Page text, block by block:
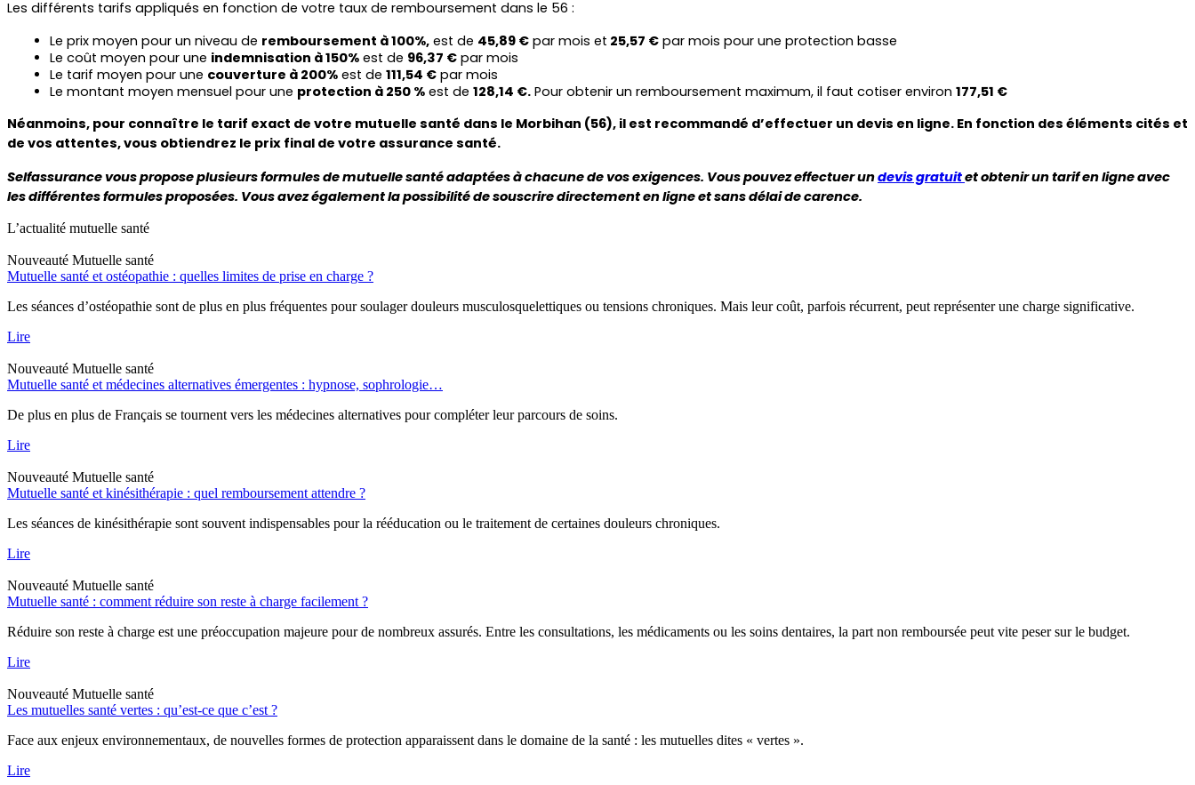
Les différents tarifs appliqués en fonction de votre taux de remboursement dans le 56 :
Le prix moyen pour un niveau de remboursement à 100%, est de 45,89 € par mois et 25,57 € par mois pour une protection basse
Le coût moyen pour une indemnisation à 150% est de 96,37 € par mois
Le tarif moyen pour une couverture à 200% est de 111,54 € par mois
Le montant moyen mensuel pour une protection à 250 % est de 128,14 €. Pour obtenir un remboursement maximum, il faut cotiser environ 177,51 €
Néanmoins, pour connaître le tarif exact de votre mutuelle santé dans le Morbihan (56), il est recommandé d’effectuer un devis en ligne. En fonction des éléments cités et
de vos attentes, vous obtiendrez le prix final de votre assurance santé.
Selfassurance vous propose plusieurs formules de mutuelle santé adaptées à chacune de vos exigences. Vous pouvez effectuer un devis gratuit et obtenir un tarif en ligne avec
les différentes formules proposées. Vous avez également la possibilité de souscrire directement en ligne et sans délai de carence.
L’actualité mutuelle santé
Nouveauté Mutuelle santé
Mutuelle santé et ostéopathie : quelles limites de prise en charge ?
Les séances d’ostéopathie sont de plus en plus fréquentes pour soulager douleurs musculosquelettiques ou tensions chroniques. Mais leur coût, parfois récurrent, peut représenter une charge significative.
Lire
Nouveauté Mutuelle santé
Mutuelle santé et médecines alternatives émergentes : hypnose, sophrologie…
De plus en plus de Français se tournent vers les médecines alternatives pour compléter leur parcours de soins.
Lire
Nouveauté Mutuelle santé
Mutuelle santé et kinésithérapie : quel remboursement attendre ?
Les séances de kinésithérapie sont souvent indispensables pour la rééducation ou le traitement de certaines douleurs chroniques.
Lire
Nouveauté Mutuelle santé
Mutuelle santé : comment réduire son reste à charge facilement ?
Réduire son reste à charge est une préoccupation majeure pour de nombreux assurés. Entre les consultations, les médicaments ou les soins dentaires, la part non remboursée peut vite peser sur le budget.
Lire
Nouveauté Mutuelle santé
Les mutuelles santé vertes : qu’est-ce que c’est ?
Face aux enjeux environnementaux, de nouvelles formes de protection apparaissent dans le domaine de la santé : les mutuelles dites « vertes ».
Lire